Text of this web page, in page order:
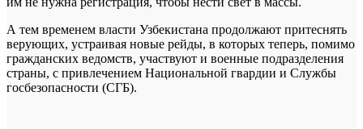
А тем временем власти Узбекистана продолжают притеснять
верующих, устраивая новые рейды, в которых теперь, помимо
гражданских ведомств, участвуют и военные подразделения
страны, с привлечением Национальной гвардии и Службы
госбезопасности (СГБ).